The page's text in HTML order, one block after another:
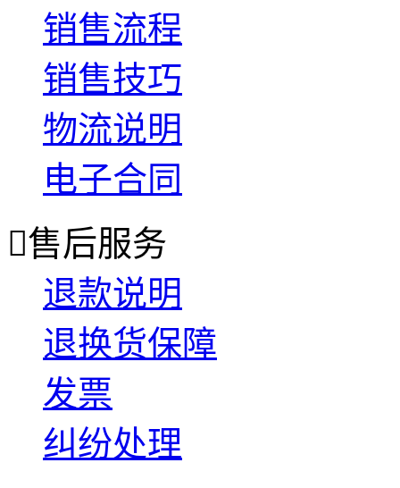
销售流程
销售技巧
物流说明
电子合同
售后服务
退款说明
退换货保障
发票
纠纷处理